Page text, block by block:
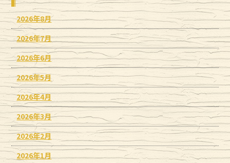
2026年8月
2026年7月
2026年6月
2026年5月
2026年4月
2026年3月
2026年2月
2026年1月